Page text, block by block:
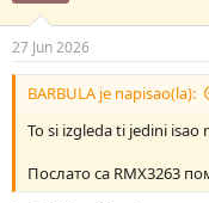
a
n
j
27 Jun 2026
BARBULA je napisao(la):
To si izgleda ti jedini isao
Послато са RMX3263